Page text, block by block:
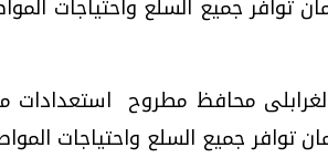
محافظ مطروح استعدادات
توافر جميع السلع واحتياجات